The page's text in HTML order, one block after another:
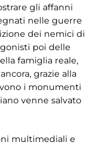
gli affanni
nelle guerre
dei nemici di
poi delle
famiglia reale,
grazie alla
i monumenti
venne salvato
multimediali e